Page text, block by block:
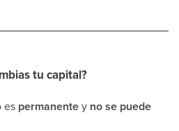
tu capital?
es permanentey no se puede